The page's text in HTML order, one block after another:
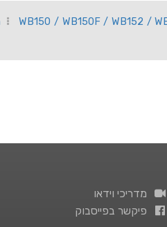
מדריכי וידאו
פיקשר בפייסבוק